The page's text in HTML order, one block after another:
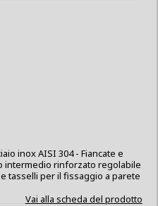
inox AISI 304 - Fiancate e
intermedio rinforzato regolabile
tasselli per il fissaggio a parete
Vai alla scheda del prodotto